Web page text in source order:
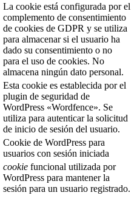
La cookie está configurada por el
complemento de consentimiento
de cookies de GDPR y se utiliza
para almacenar si el usuario ha
dado su consentimiento o no
para el uso de cookies. No
almacena ningún dato personal.
Esta cookie es establecida por el
plugin de seguridad de
WordPress «Wordfence». Se
utiliza para autenticar la solicitud
de inicio de sesión del usuario.
Cookie de WordPress para
usuarios con sesión iniciada
cookie funcional utilizada por
WordPress para mantener la
sesión para un usuario registrado.